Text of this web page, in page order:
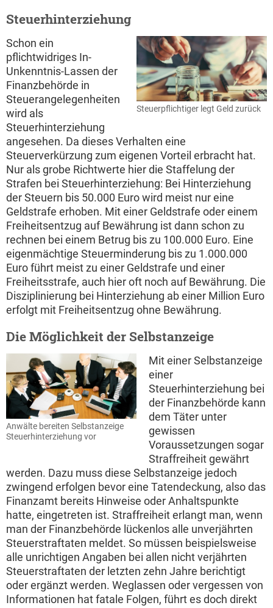
Steuerhinterziehung
Steuerpflichtiger legt Geld zurück
Schon ein
pflichtwidriges In-
Unkenntnis-Lassen der
Finanzbehörde in
Steuerangelegenheiten
wird als
Steuerhinterziehung
angesehen. Da dieses Verhalten eine
Steuerverkürzung zum eigenen Vorteil erbracht hat.
Nur als grobe Richtwerte hier die Staffelung der
Strafen bei Steuerhinterziehung: Bei Hinterziehung
der Steuern bis 50.000 Euro wird meist nur eine
Geldstrafe erhoben. Mit einer Geldstrafe oder einem
Freiheitsentzug auf Bewährung ist dann schon zu
rechnen bei einem Betrug bis zu 100.000 Euro. Eine
eigenmächtige Steuerminderung bis zu 1.000.000
Euro führt meist zu einer Geldstrafe und einer
Freiheitsstrafe, auch hier oft noch auf Bewährung. Die
Disziplinierung bei Hinterziehung ab einer Million Euro
erfolgt mit Freiheitsentzug ohne Bewährung.
Die Möglichkeit der Selbstanzeige
Anwälte bereiten Selbstanzeige
Steuerhinterziehung vor
Mit einer Selbstanzeige
einer
Steuerhinterziehung bei
der Finanzbehörde kann
dem Täter unter
gewissen
Voraussetzungen sogar
Straffreiheit gewährt
werden. Dazu muss diese Selbstanzeige jedoch
zwingend erfolgen bevor eine Tatendeckung, also das
Finanzamt bereits Hinweise oder Anhaltspunkte
hatte, eingetreten ist. Straffreiheit erlangt man, wenn
man der Finanzbehörde lückenlos alle unverjährten
Steuerstraftaten meldet. So müssen beispielsweise
alle unrichtigen Angaben bei allen nicht verjährten
Steuerstraftaten der letzten zehn Jahre berichtigt
oder ergänzt werden. Weglassen oder vergessen von
Informationen hat fatale Folgen, führt es doch direkt